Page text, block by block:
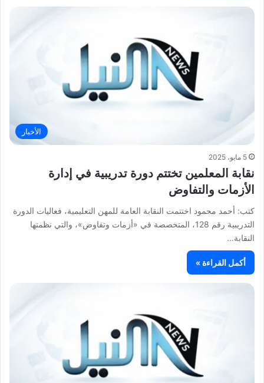
الأخبار
5 مايو، 2025
نقابة المعلمين تختتم دورة تدريبية في إدارة
الأزمات والتفاوض
كتب: أحمد محمود اختتمت النقابة العامة للمهن التعليمية، فعاليات الدورة
التدريبية رقم 128، المتخصصة في «أزمات وتفاوض»، والتي نظمتها
النقابة…
أكمل القراءة »